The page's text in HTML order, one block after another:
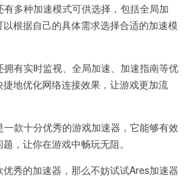
多种加速模式可供选择，包括全局加
根据自己的具体需求选择合适的加速模
有实时监视、全局加速、加速指南等优
地优化网络连接效果，让游戏更加流
款十分优秀的游戏加速器，它能够有效
，让你在游戏中畅玩无阻。
秀的加速器，那么不妨试试Ares加速器